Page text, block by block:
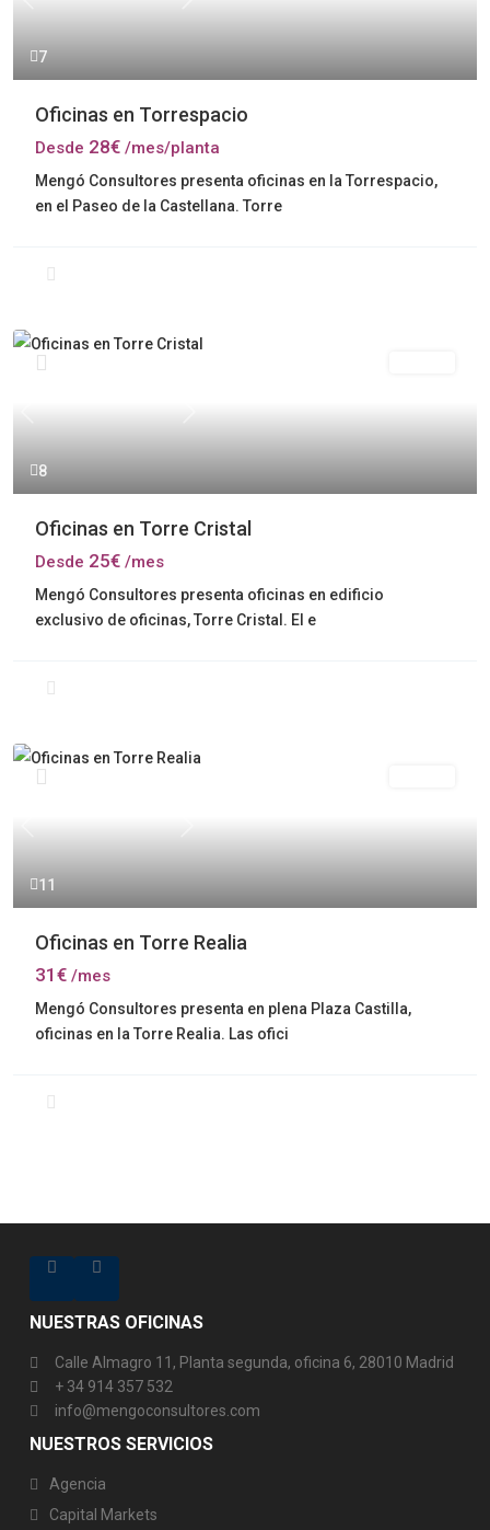
7
Previous Next
Oficinas en Torrespacio
Desde 28€ /mes/planta
Mengó Consultores presenta oficinas en la Torrespacio,
en el Paseo de la Castellana. Torre
8
Previous Next
Oficinas en Torre Cristal
Desde 25€ /mes
Mengó Consultores presenta oficinas en edificio
exclusivo de oficinas, Torre Cristal. El e
11
Previous Next
Oficinas en Torre Realia
31€ /mes
Mengó Consultores presenta en plena Plaza Castilla,
oficinas en la Torre Realia. Las ofici
NUESTRAS OFICINAS
Calle Almagro 11, Planta segunda, oficina 6, 28010 Madrid
+ 34 914 357 532
info@mengoconsultores.com
NUESTROS SERVICIOS
Agencia
Capital Markets